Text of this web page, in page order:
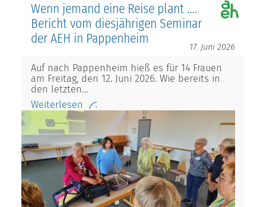
Wenn jemand eine Reise plant ….
Bericht vom diesjährigen Seminar
der AEH in Pappenheim
17. Juni 2026
Auf nach Pappenheim hieß es für 14 Frauen
am Freitag, den 12. Juni 2026. Wie bereits in
den letzten…
Weiterlesen